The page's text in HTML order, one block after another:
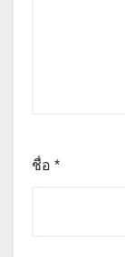
ชื่อ *